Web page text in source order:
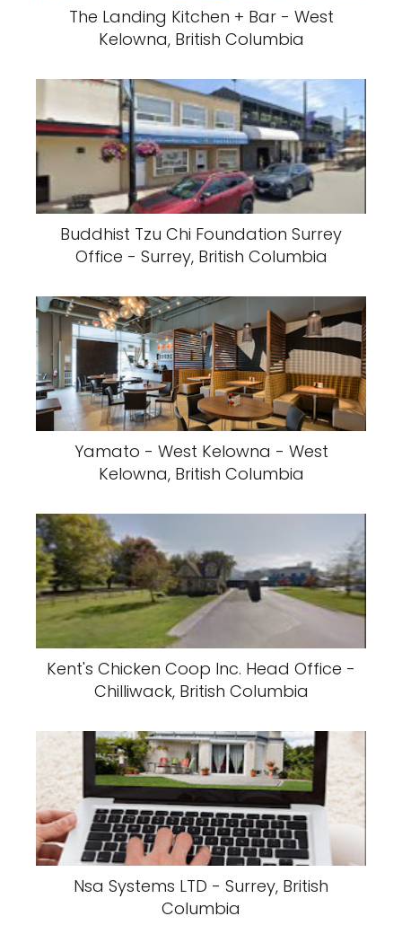
The Landing Kitchen + Bar - West
Kelowna, British Columbia
Buddhist Tzu Chi Foundation Surrey
Office - Surrey, British Columbia
Yamato - West Kelowna - West
Kelowna, British Columbia
Kent's Chicken Coop Inc. Head Office -
Chilliwack, British Columbia
Nsa Systems LTD - Surrey, British
Columbia